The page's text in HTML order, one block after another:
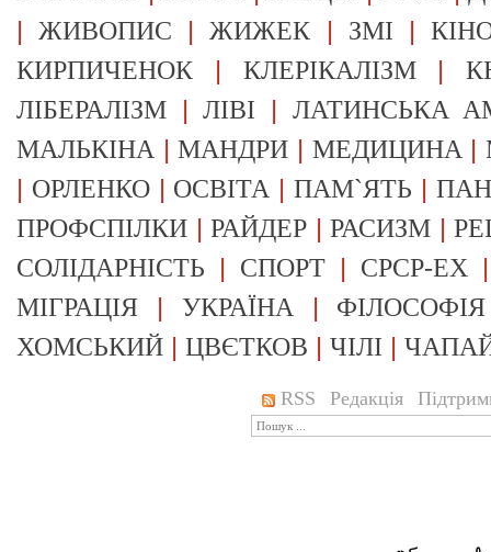
|ЖИВОПИС |ЖИЖЕК | ЗМІ |
КИРПИЧЕНОК | КЛЕРІКАЛІЗМ|
ЛІБЕРАЛІЗМ |ЛІВІ | ЛАТИНСЬКА
МАЛЬКІНА |МАНДРИ | МЕДИЦИНА |
| ОРЛЕНКО| ОСВІТА |ПАМ`ЯТЬ |
ПРОФСПІЛКИ |РАЙДЕР |РАСИЗМ |
СОЛІДАРНІСТЬ | СПОРТ | СРСР-EX
МІГРАЦІЯ | УКРАЇНА | ФІЛОСОФІЯ
ХОМСЬКИЙ | ЦВЄТКОВ | ЧІЛІ |
RSS Редакція